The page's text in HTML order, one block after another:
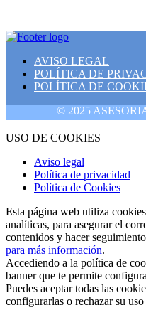
AVISO LEGAL
POLÍTICA DE
POLÍTICA DE
© 2025 ASESORIA
USO DE COOKIES
Aviso legal
Política de privacidad
Política de Cookies
Esta página web utiliza
analíticas, para asegurar el
contenidos y hacer
para más información.
Accediendo a la política de
banner que te permite
Puedes aceptar todas las
configurarlas o rechazar su